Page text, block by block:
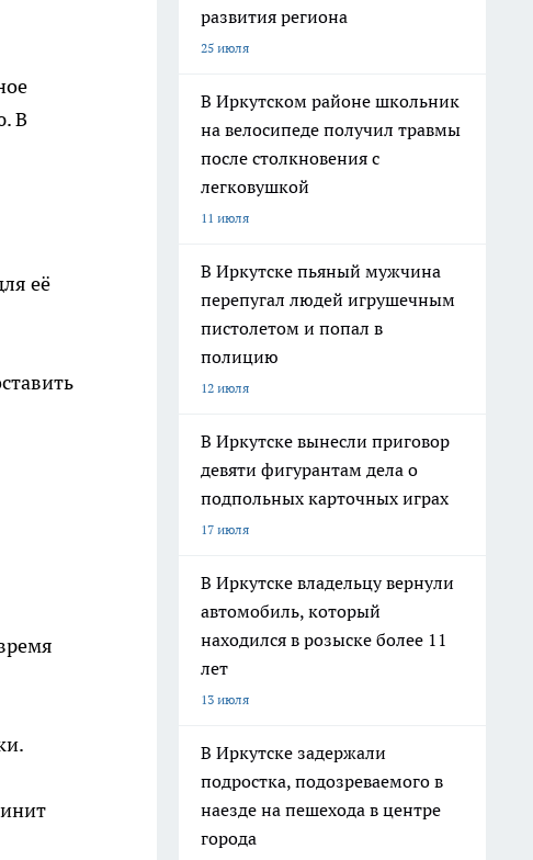
В
её
развития региона
25 июля
В Иркутском районе школьник
на велосипеде получил травмы
после столкновения с
легковушкой
11 июля
В Иркутске пьяный мужчина
перепугал людей игрушечным
пистолетом и попал в
полицию
12 июля
В Иркутске вынесли приговор
девяти фигурантам дела о
подпольных карточных играх
17 июля
В Иркутске владельцу вернули
автомобиль, который
находился в розыске более 11
лет
13 июля
В Иркутске задержали
подростка, подозреваемого в
наезде на пешехода в центре
города